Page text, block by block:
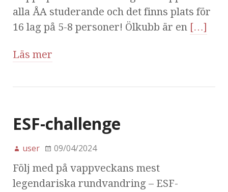
alla ÅA studerande och det finns plats för
16 lag på 5-8 personer! Ölkubb är en […]
Läs mer
ESF-challenge
user 09/04/2024
Följ med på vappveckans mest
legendariska rundvandring – ESF-